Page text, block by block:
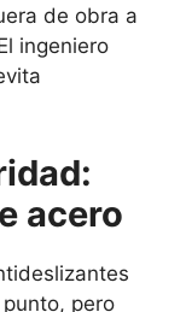
de obra a
ingeniero
acero
pero